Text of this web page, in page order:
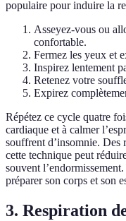
populaire pour induire la
Asseyez-vous ou
confortable.
Fermez les yeux et
Inspirez lentement
Retenez votre
Expirez
Répétez ce cycle quatre
cardiaque et à calmer
souffrent d’insomnie. Des
cette technique peut
souvent
préparer son corps et son
3. Respiration